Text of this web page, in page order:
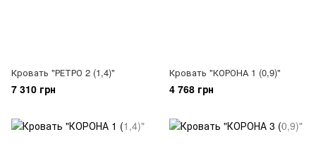
Кровать "РЕТРО 2 (1,4)"
7 310 грн
Кровать "КОРОНА 1 (0,9)"
4 768 грн